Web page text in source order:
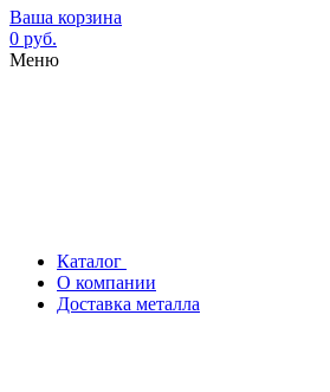
Ваша корзина
0 руб.
Меню
Каталог
О компании
Доставка металла